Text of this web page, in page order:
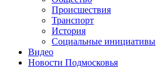
Происшествия
Транспорт
История
Социальные инициативы
Видео
Новости Подмосковья